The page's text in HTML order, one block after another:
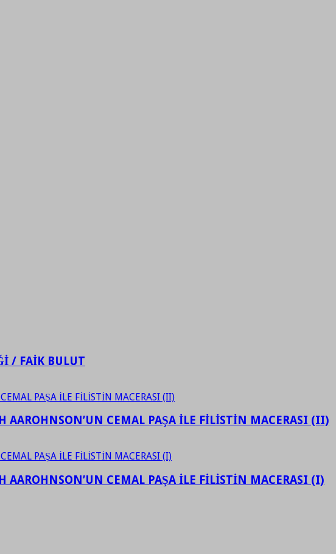
/ FAİK BULUT
AAROHNSON’UN CEMAL PAŞA İLE FİLİSTİN MACERASI (II)
AAROHNSON’UN CEMAL PAŞA İLE FİLİSTİN MACERASI (I)